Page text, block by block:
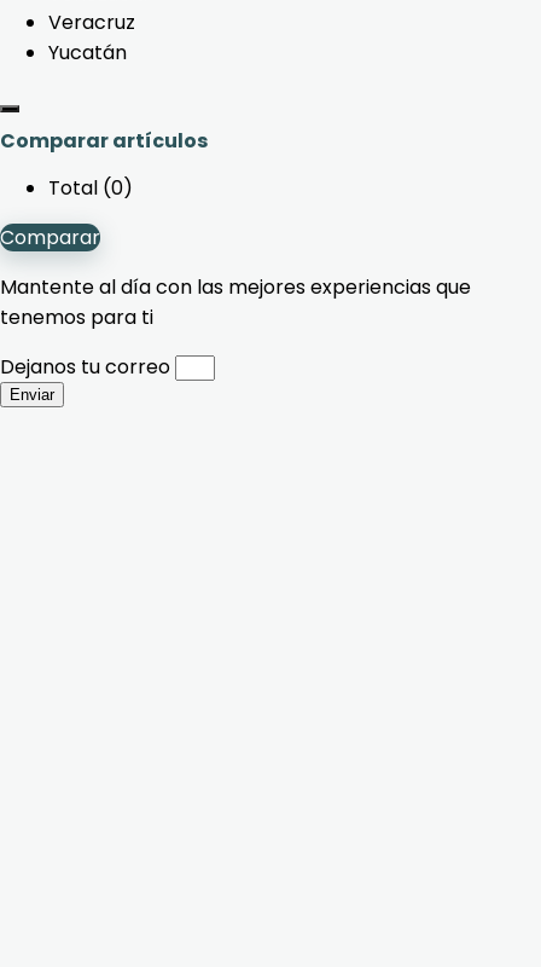
Veracruz
Yucatán
Comparar artículos
Total (0)
Comparar
Mantente al día con las mejores experiencias que
tenemos para ti
Dejanos tu correo
Enviar